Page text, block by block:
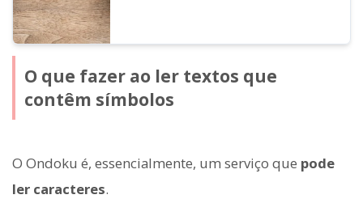
O que fazer ao ler textos que
contêm símbolos
O Ondoku é, essencialmente, um serviço que pode
ler caracteres.